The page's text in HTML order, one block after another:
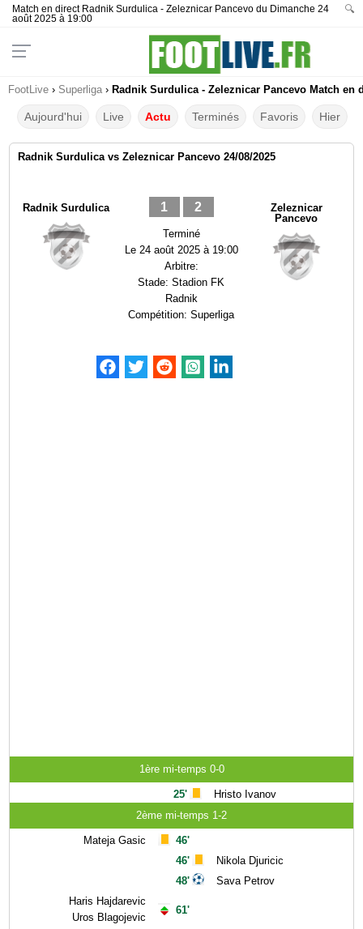
Match en direct Radnik Surdulica - Zeleznicar Pancevo du Dimanche 24
août 2025 à 19:00
🔍
FootLive › Superliga › Radnik Surdulica - Zeleznicar Pancevo Match en
Aujourd'hui Live Actu Terminés Favoris Hier
Radnik Surdulica vs Zeleznicar Pancevo 24/08/2025
Radnik Surdulica 1 2
Terminé
Le 24 août 2025 à 19:00
Arbitre:
Stade:Stadion FK
Radnik
Compétition:Superliga
Zeleznicar
Pancevo
1ère mi-temps 0-0
25'
Hristo Ivanov
2ème mi-temps 1-2
Mateja Gasic
Haris Hajdarevic
Uros Blagojevic
46'
46'
48'
61'
Nikola Djuricic
Sava Petrov